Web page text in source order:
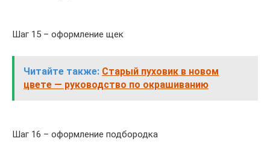
Шаг 15 – оформление щек
Читайте также: Старый пуховик в новом
цвете — руководство по окрашиванию
Шаг 16 – оформление подбородка